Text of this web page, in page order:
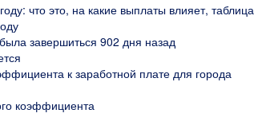
что это, на какие выплаты влияет, таблица
завершиться 902 дня назад
к заработной плате для города
коэффициента